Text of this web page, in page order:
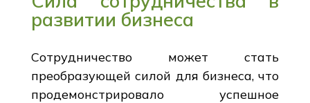
развитии бизнеса
Сотрудничество может стать
преобразующей силой для бизнеса, что
продемонстрировало успешное